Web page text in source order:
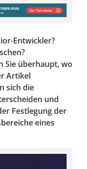
Entwickler?
Sie überhaupt, wo
Artikel
sich die
und
Festlegung der
eines